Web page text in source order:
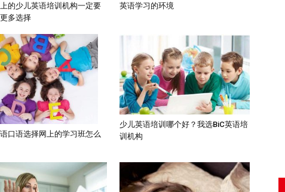
的少儿英语培训机构一定要
多选择
英语学习的环境
口语选择网上的学习班怎么
少儿英语培训哪个好？我选BiC英语培
训机构